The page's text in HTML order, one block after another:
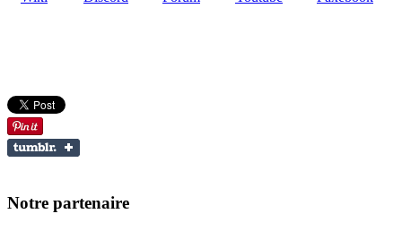
Notre partenaire